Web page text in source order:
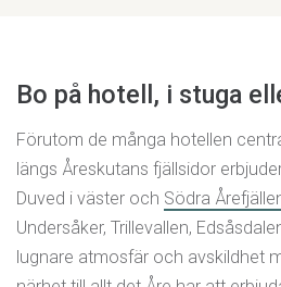
Träningshotell för hela familjen
koncept. Rum och lägenheter
över Åresjön. Spa, bad, gym
Åre Strand 50, 830 13 Åre
0647-120 00
Bo på hotell, i stuga
Förutom de många hotellen
längs Åreskutans fjällsidor
Duved i väster och Södra
Undersåker, Trillevallen,
lugnare atmosfär och avskildhet